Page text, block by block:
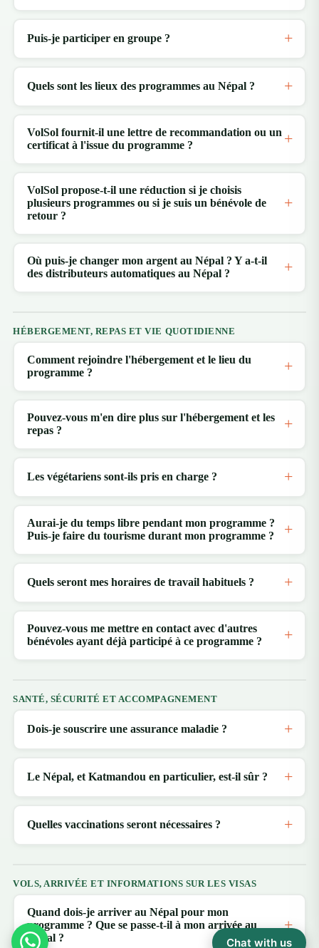
Puis-je participer en groupe ?
Quels sont les lieux des programmes au Népal ?
VolSol fournit-il une lettre de recommandation ou un
certificat à l'issue du programme ?
VolSol propose-t-il une réduction si je choisis
plusieurs programmes ou si je suis un bénévole de
retour ?
Où puis-je changer mon argent au Népal ? Y a-t-il
des distributeurs automatiques au Népal ?
HÉBERGEMENT, REPAS ET VIE QUOTIDIENNE
Comment rejoindre l'hébergement et le lieu du
programme ?
Pouvez-vous m'en dire plus sur l'hébergement et les
repas ?
Les végétariens sont-ils pris en charge ?
Aurai-je du temps libre pendant mon programme ?
Puis-je faire du tourisme durant mon programme ?
Quels seront mes horaires de travail habituels ?
Pouvez-vous me mettre en contact avec d'autres
bénévoles ayant déjà participé à ce programme ?
SANTÉ, SÉCURITÉ ET ACCOMPAGNEMENT
Dois-je souscrire une assurance maladie ?
Le Népal, et Katmandou en particulier, est-il sûr ?
Quelles vaccinations seront nécessaires ?
VOLS, ARRIVÉE ET INFORMATIONS SUR LES VISAS
Quand dois-je arriver au Népal pour mon
programme ? Que se passe-t-il à mon arrivée au
Népal ?
Chat with us